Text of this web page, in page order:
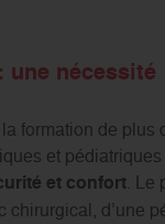
une nécessité
formation de
et
et confort. Le
chirurgical, d’une